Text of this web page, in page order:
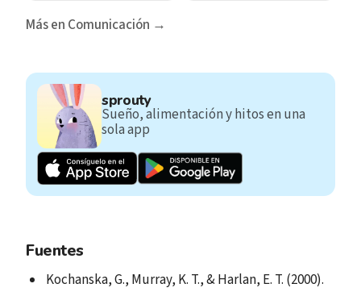
Más en Comunicación →
sprouty
Sueño, alimentación y hitos en una
sola app
Fuentes
Kochanska, G., Murray, K. T., & Harlan, E. T. (2000).